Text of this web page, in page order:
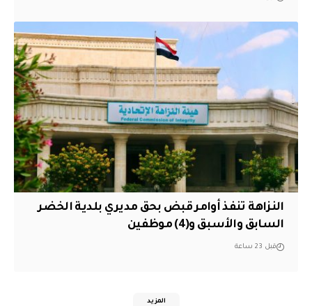
النزاهة تنفذ أوامر قبض بحق مديري بلدية الخضر
السابق والأسبق و(4) موظفين
قبل 23 ساعة
المزيد